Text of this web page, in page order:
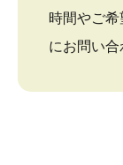
時間やご
にお問い合